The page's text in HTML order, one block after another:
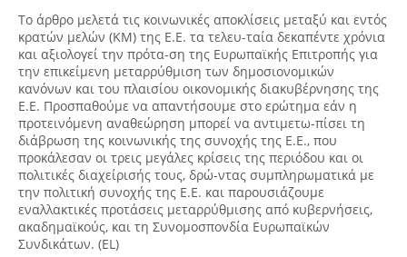
Το άρθρο μελετά τις κοινωνικές αποκλίσεις μεταξύ και εντός
κρατών μελών (ΚΜ) της Ε.Ε. τα τελευ-ταία δεκαπέντε χρόνια
και αξιολογεί την πρότα-ση της Ευρωπαϊκής Επιτροπής για
την επικείμενη μεταρρύθμιση των δημοσιονομικών
κανόνων και του πλαισίου οικονομικής διακυβέρνησης της
Ε.Ε. Προσπαθούμε να απαντήσουμε στο ερώτημα εάν η
προτεινόμενη αναθεώρηση μπορεί να αντιμετω-πίσει τη
διάβρωση της κοινωνικής της συνοχής της Ε.Ε., που
προκάλεσαν οι τρεις μεγάλες κρίσεις της περιόδου και οι
πολιτικές διαχείρισής τους, δρώ-ντας συμπληρωματικά με
την πολιτική συνοχής της Ε.Ε. και παρουσιάζουμε
εναλλακτικές προτάσεις μεταρρύθμισης από κυβερνήσεις,
ακαδημαϊκούς, και τη Συνομοσπονδία Ευρωπαϊκών
Συνδικάτων. (EL)